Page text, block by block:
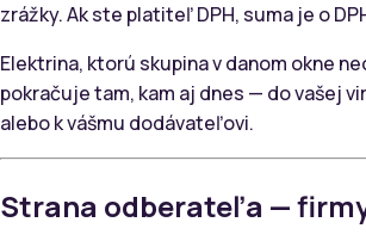
zrážky. Ak ste platiteľ DPH, suma je o
Elektrina, ktorú skupina v danom okne
pokračuje tam, kam aj dnes — do vašej
alebo k vášmu dodávateľovi.
Strana odberateľa —